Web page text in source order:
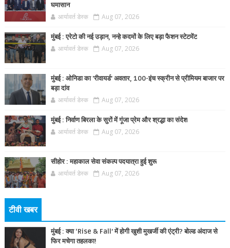
घमासान
आर्यावर्त डेस्क Aug 07, 2026
मुंबई : एरेटो की नई उड़ान, नन्हे कदमों के लिए बड़ा फैशन स्टेटमेंट
आर्यावर्त डेस्क Aug 07, 2026
मुंबई : ओनिडा का 'रीवायर्ड’ अवतार, 100-इंच स्क्रीन से प्रीमियम बाजार पर
बड़ा दांव
आर्यावर्त डेस्क Aug 07, 2026
मुंबई : निर्वाण बिरला के सुरों में गूंजा प्रेम और श्रद्धा का संदेश
आर्यावर्त डेस्क Aug 07, 2026
सीहोर : महाकाल सेवा संकल्प पदयात्रा हुई शुरू
आर्यावर्त डेस्क Aug 07, 2026
टीवी खबर
मुंबई : क्या ‘Rise & Fall’ में होगी खुशी मुखर्जी की एंट्री? बोल्ड अंदाज से
फिर मचेगा तहलका!